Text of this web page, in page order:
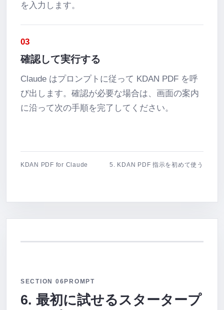
を入力します。
03
確認して実行する
Claude はプロンプトに従って KDAN PDF を呼
び出します。確認が必要な場合は、画面の案内
に沿って次の手順を完了してください。
KDAN PDF for Claude 5. KDAN PDF 指示を初めて使う
SECTION 06 PROMPT
6. 最初に試せるスタータープ